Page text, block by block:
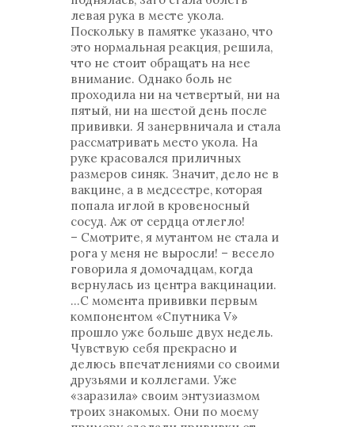
левая рука в месте укола.
Поскольку в памятке указано, что
это нормальная реакция, решила,
что не стоит обращать на нее
внимание. Однако боль не
проходила ни на четвертый, ни на
пятый, ни на шестой день после
прививки. Я занервничала и стала
рассматривать место укола. На
руке красовался приличных
размеров синяк. Значит, дело не в
вакцине, а в медсестре, которая
попала иглой в кровеносный
сосуд. Аж от сердца отлегло!
– Смотрите, я мутантом не стала и
рога у меня не выросли! – весело
говорила я домочадцам, когда
вернулась из центра вакцинации.
…С момента прививки первым
компонентом «Спутника V»
прошло уже больше двух недель.
Чувствую себя прекрасно и
делюсь впечатлениями со своими
друзьями и коллегами. Уже
«заразила» своим энтузиазмом
троих знакомых. Они по моему